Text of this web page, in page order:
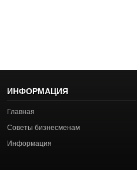
ИНФОРМАЦИЯ
Главная
Советы бизнесменам
Информация